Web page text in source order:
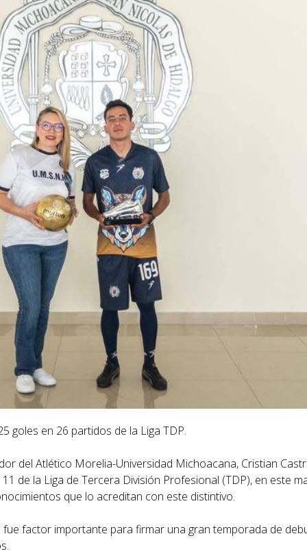
goles en 26 partidos de la Liga TDP.
del Atlético Morelia-Universidad Michoacana, Cristian
de la Liga de Tercera División Profesional (TDP), en este
que lo acreditan con este distintivo.
factor importante para firmar una gran temporada de